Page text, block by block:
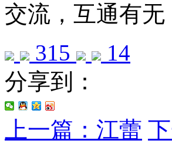
交流，互通有
315
14
分享到：
上一篇：江蕾